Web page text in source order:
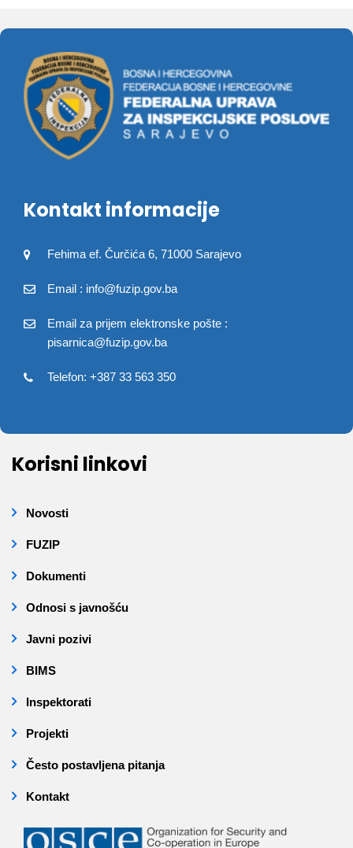
Kontakt informacije
Fehima ef. Čurčića 6, 71000 Sarajevo
Email : info@fuzip.gov.ba
Email za prijem elektronske pošte :
pisarnica@fuzip.gov.ba
Telefon: +387 33 563 350
Korisni linkovi
Novosti
FUZIP
Dokumenti
Odnosi s javnošću
Javni pozivi
BIMS
Inspektorati
Projekti
Često postavljena pitanja
Kontakt